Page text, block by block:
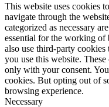
This website uses cookies
navigate through the
categorized as necessary
essential for the working of
also use third-party
you use this website.
only with your consent.
cookies. But opting out of
browsing experience.
Necessary